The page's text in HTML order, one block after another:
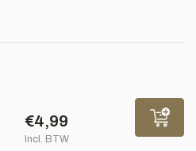
€4,99
Incl. BTW